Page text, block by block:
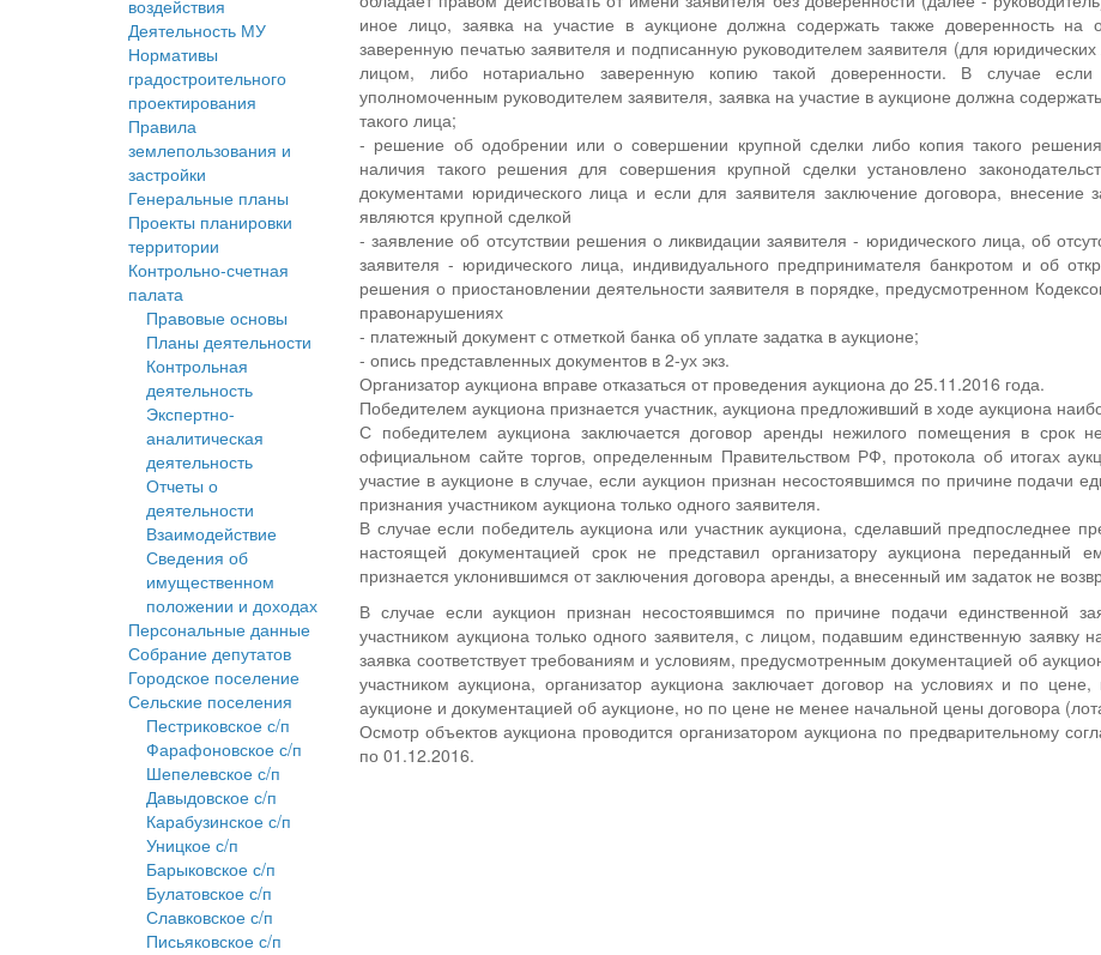
воздействия
Деятельность МУ
Нормативы
градостроительного
проектирования
Правила
землепользования и
застройки
Генеральные планы
Проекты планировки
территории
Контрольно-счетная
палата
Правовые основы
Планы деятельности
Контрольная
деятельность
Экспертно-
аналитическая
деятельность
Отчеты о
деятельности
Взаимодействие
Сведения об
имущественном
положении и доходах
Персональные данные
Собрание депутатов
Городское поселение
Сельские поселения
Пестриковское с/п
Фарафоновское с/п
Шепелевское с/п
Давыдовское с/п
Карабузинское с/п
Уницкое с/п
Барыковское с/п
Булатовское с/п
Славковское с/п
Письяковское с/п
иное лицо, заявка на участие в аукционе должна содержать также доверенность на
заверенную печатью заявителя и подписанную руководителем заявителя (для
лицом, либо нотариально заверенную копию такой доверенности. В случае если
уполномоченным руководителем заявителя, заявка на участие в аукционе должна
такого лица;
- решение об одобрении или о совершении крупной сделки либо копия такого
наличия такого решения для совершения крупной сделки установлено
документами юридического лица и если для заявителя заключение договора, внесение
являются крупной сделкой
- заявление об отсутствии решения о ликвидации заявителя - юридического лица, об
заявителя - юридического лица, индивидуального предпринимателя банкротом и об
решения о приостановлении деятельности заявителя в порядке, предусмотренном
правонарушениях
- платежный документ с отметкой банка об уплате задатка в аукционе;
- опись представленных документов в 2-ух экз.
Организатор аукциона вправе отказаться от проведения аукциона до 25.11.2016 года.
Победителем аукциона признается участник, аукциона предложивший в ходе аукциона
С победителем аукциона заключается договор аренды нежилого помещения в
официальном сайте торгов, определенным Правительством РФ, протокола об итогах
участие в аукционе в случае, если аукцион признан несостоявшимся по причине подачи
признания участником аукциона только одного заявителя.
В случае если победитель аукциона или участник аукциона, сделавший предпоследнее
настоящей документацией срок не представил организатору аукциона переданный
признается уклонившимся от заключения договора аренды, а внесенный им задаток не
В случае если аукцион признан несостоявшимся по причине подачи единственной
участником аукциона только одного заявителя, с лицом, подавшим единственную заявку
заявка соответствует требованиям и условиям, предусмотренным документацией об
участником аукциона, организатор аукциона заключает договор на условиях и по
аукционе и документацией об аукционе, но по цене не менее начальной цены договора
Осмотр объектов аукциона проводится организатором аукциона по предварительному
по 01.12.2016.